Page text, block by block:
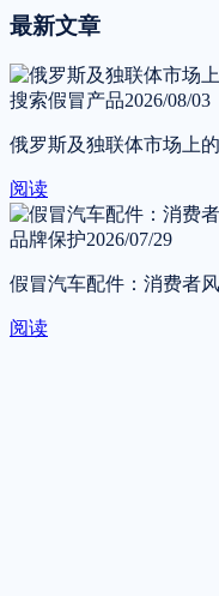
最新文章
搜索假冒产品2026/08/03
俄罗斯及独联体市场上
阅读
品牌保护2026/07/29
假冒汽车配件：消费者
阅读